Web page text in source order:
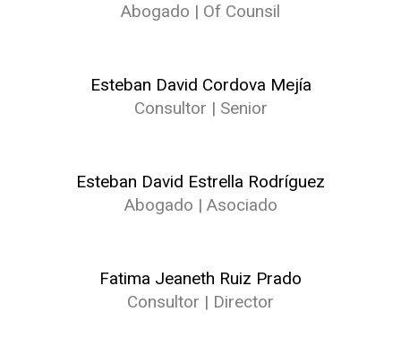
Abogado | Of Counsil
Esteban David Cordova Mejía
Consultor | Senior
Esteban David Estrella Rodríguez
Abogado | Asociado
Fatima Jeaneth Ruiz Prado
Consultor | Director